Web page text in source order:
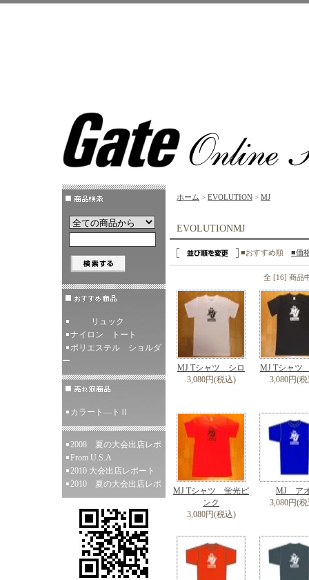
リュック
ナイロン トート
ポリエステル ショルダ
ー
カラート―トⅡ
2008 夏の大会出店レポ
From U.S.A
2010 大会出店レポート
2010 夏の大会出店レポ
ホーム > EVOLUTION > MJ
EVOLUTIONMJ
■おすすめ順 ■価
全 [16] 商品
MJ Tシャツ シロ
3,080円(税込)
MJ Tシャツ
3,080円(
MJ Tシャツ 蛍光ピ
ンク
3,080円(税込)
MJ ア
3,080円(